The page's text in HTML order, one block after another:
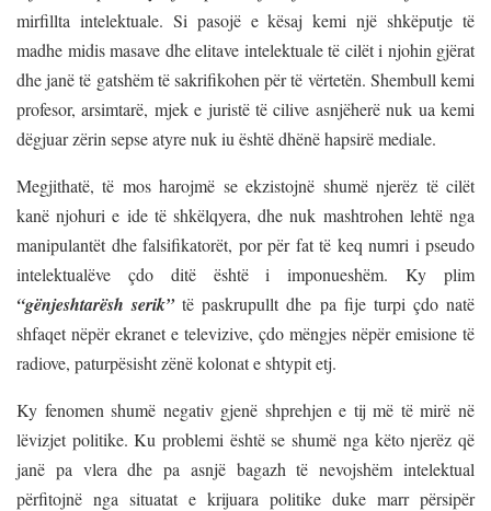
mirfillta intelektuale. Si pasojë e kësaj kemi një shkëputje të
madhe midis masave dhe elitave intelektuale të cilët i njohin gjërat
dhe janë të gatshëm të sakrifikohen për të vërtetën. Shembull kemi
profesor, arsimtarë, mjek e juristë të cilive asnjëherë nuk ua kemi
dëgjuar zërin sepse atyre nuk iu është dhënë hapsirë mediale.
Megjithatë, të mos harojmë se ekzistojnë shumë njerëz të cilët
kanë njohuri e ide të shkëlqyera, dhe nuk mashtrohen lehtë nga
manipulantët dhe falsifikatorët, por për fat të keq numri i pseudo
intelektualëve çdo ditë është i imponueshëm. Ky plim
“gënjeshtarësh serik”të paskrupullt dhe pa fije turpi çdo natë
shfaqet nëpër ekranet e televizive, çdo mëngjes nëpër emisione të
radiove, paturpësisht zënë kolonat e shtypit etj.
Ky fenomen shumë negativ gjenë shprehjen e tij më të mirë në
lëvizjet politike. Ku problemi është se shumë nga këto njerëz që
janë pa vlera dhe pa asnjë bagazh të nevojshëm intelektual
përfitojnë nga situatat e krijuara politike duke marr përsipër